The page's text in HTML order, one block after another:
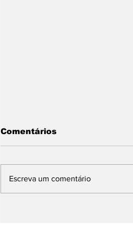
Comentários
Escreva um comentário